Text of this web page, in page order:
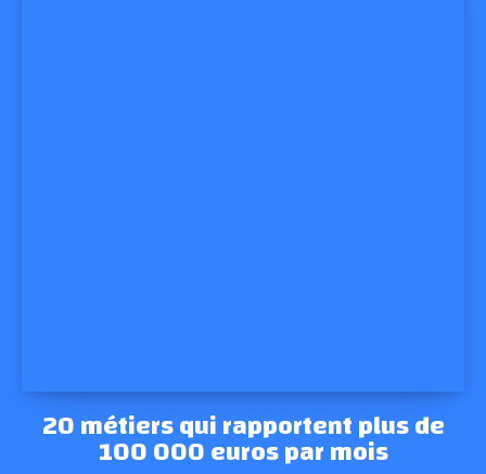
20 métiers qui rapportent plus de
100 000 euros par mois